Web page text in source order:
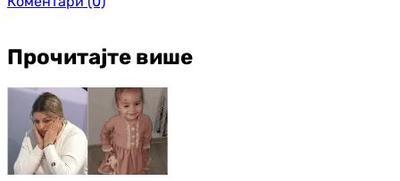
Прочитајте више